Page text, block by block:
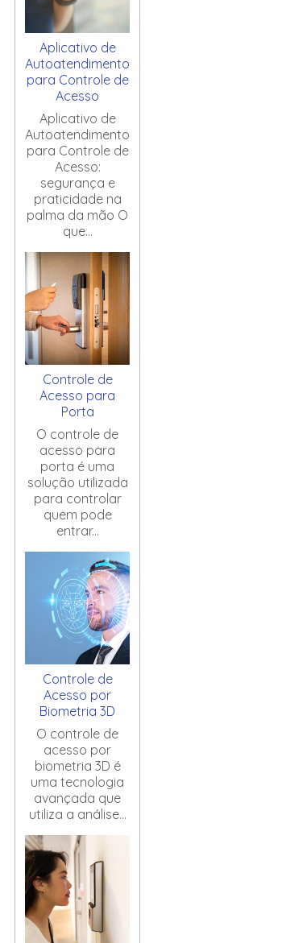
Aplicativo de
Autoatendimento
para Controle de
Acesso
Aplicativo de
Autoatendimento
para Controle de
Acesso:
segurança e
praticidade na
palma da mão O
que...
Controle de
Acesso para
Porta
O controle de
acesso para
porta é uma
solução utilizada
para controlar
quem pode
entrar...
Controle de
Acesso por
Biometria 3D
O controle de
acesso por
biometria 3D é
uma tecnologia
avançada que
utiliza a análise...